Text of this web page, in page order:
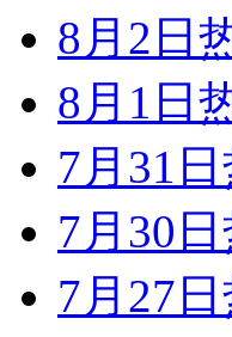
女孩北京地铁殴打
无痛分娩是否安全
外交部：反对强权政
外交部：有关国家
8月2日
8月1日
7月31
7月30
7月27